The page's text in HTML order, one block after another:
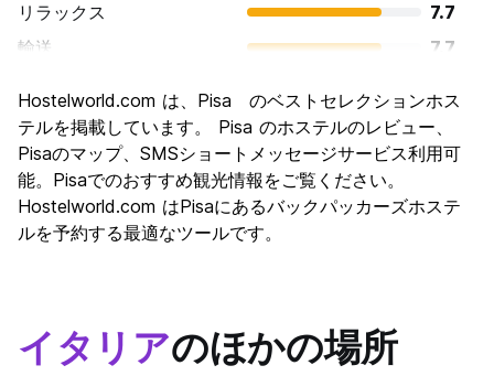
リラックス
7.7
輸送
7.7
文化
ナイトライフ
6.7
コストパフォーマンス
Hostelworld.com は、Pisa のベストセレクションホス
テルを掲載しています。 Pisa のホステルのレビュー、
Pisaのマップ、SMSショートメッセージサービス利用可
能。Pisaでのおすすめ観光情報をご覧ください。
Hostelworld.com はPisaにあるバックパッカーズホステ
ルを予約する最適なツールです。
イタリアのほかの場所